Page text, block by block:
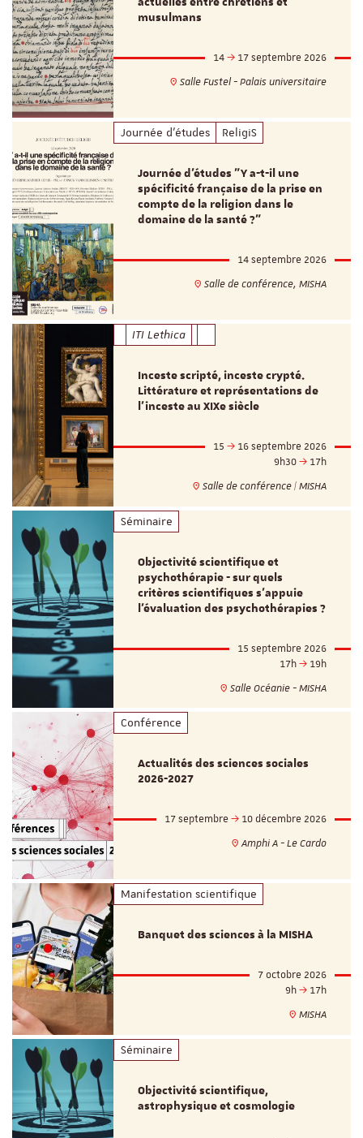
musulmans
14
17 septembre 2026
Salle Fustel - Palais universitaire
Journée d'études ReligiS
Journée d’études "Y a-t-il une
spécificité française de la prise en
compte de la religion dans le
domaine de la santé ?"
14 septembre 2026
Salle de conférence, MISHA
ITI Lethica
Inceste scripté, inceste crypté.
Littérature et représentations de
l’inceste au XIXe siècle
15
16 septembre 2026
9h30
17h
Salle de conférence | MISHA
Séminaire
Objectivité scientifique et
psychothérapie - sur quels
critères scientifiques s'appuie
l'évaluation des psychothérapies ?
15 septembre 2026
17h
19h
Salle Océanie - MISHA
Conférence
Actualités des sciences sociales
2026-2027
17 septembre
10 décembre 2026
Amphi A - Le Cardo
Manifestation scientifique
Banquet des sciences à la MISHA
7 octobre 2026
9h
17h
MISHA
Séminaire
Objectivité scientifique,
astrophysique et cosmologie